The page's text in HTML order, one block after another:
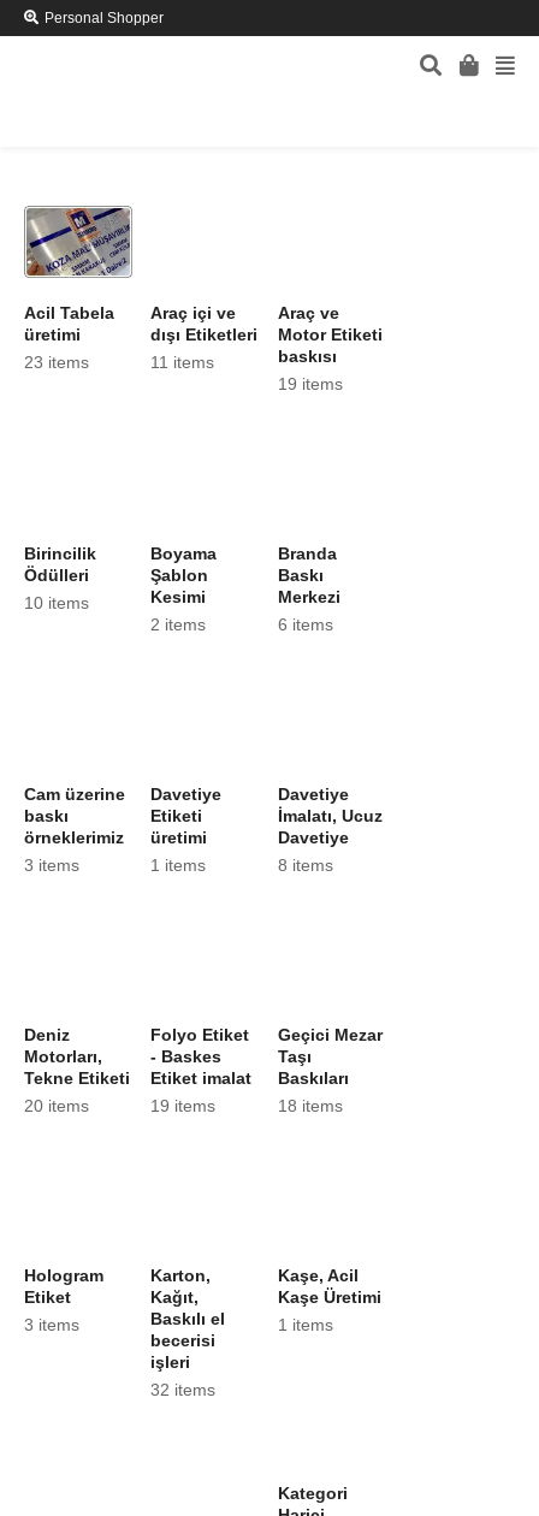
Personal Shopper
Acil Tabela
üretimi
23 items
Araç içi ve
dışı Etiketleri
11 items
Araç ve
Motor Etiketi
baskısı
19 items
Birincilik
Ödülleri
10 items
Boyama
Şablon
Kesimi
2 items
Branda
Baskı
Merkezi
6 items
Cam üzerine
baskı
örneklerimiz
3 items
Davetiye
Etiketi
üretimi
1 items
Davetiye
İmalatı, Ucuz
Davetiye
8 items
Deniz
Motorları,
Tekne Etiketi
20 items
Folyo Etiket
- Baskes
Etiket imalat
19 items
Geçici Mezar
Taşı
Baskıları
18 items
Hologram
Etiket
3 items
Karton,
Kağıt,
Baskılı el
becerisi
işleri
32 items
Kaşe, Acil
Kaşe Üretimi
1 items
Kategori